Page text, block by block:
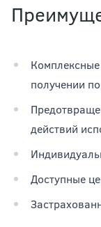
получении
действий
Доступные